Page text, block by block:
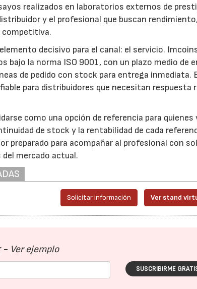
realizados en laboratorios externos de
y el profesional que buscan
competitiva.
decisivo para el canal: el servicio.
bajo la norma ISO 9001, con un plazo medio de
de pedido con stock para entrega inmediata.
para distribuidores que necesitan respuesta
como una opción de referencia para quienes
de stock y la rentabilidad de cada
preparado para acompañar al profesional con
mercado actual.
Solicitar información Ver stand
- Ver ejemplo
SUSCRIBIRME